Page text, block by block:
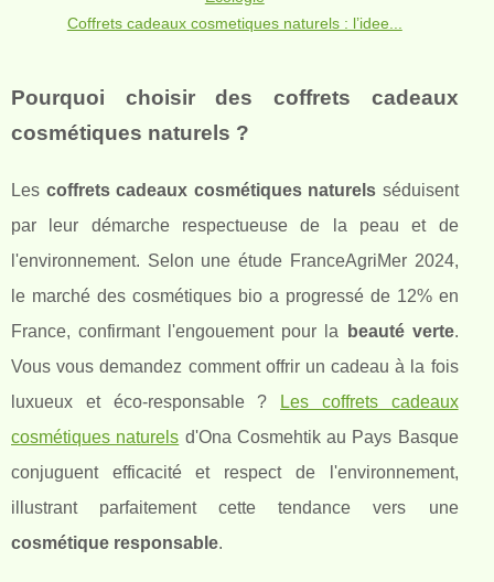
Coffrets cadeaux cosmetiques naturels : l’idee...
Pourquoi choisir des coffrets cadeaux
cosmétiques naturels ?
Les coffrets cadeaux cosmétiques naturels séduisent
par leur démarche respectueuse de la peau et de
l'environnement. Selon une étude FranceAgriMer 2024,
le marché des cosmétiques bio a progressé de 12% en
France, confirmant l'engouement pour la
beauté verte.
Vous vous demandez comment offrir un cadeau à la fois
luxueux et éco-responsable ?
Les coffrets cadeaux
cosmétiques naturels d'Ona Cosmehtik au Pays Basque
conjuguent efficacité et respect de l'environnement,
illustrant parfaitement cette tendance vers une
cosmétique responsable.